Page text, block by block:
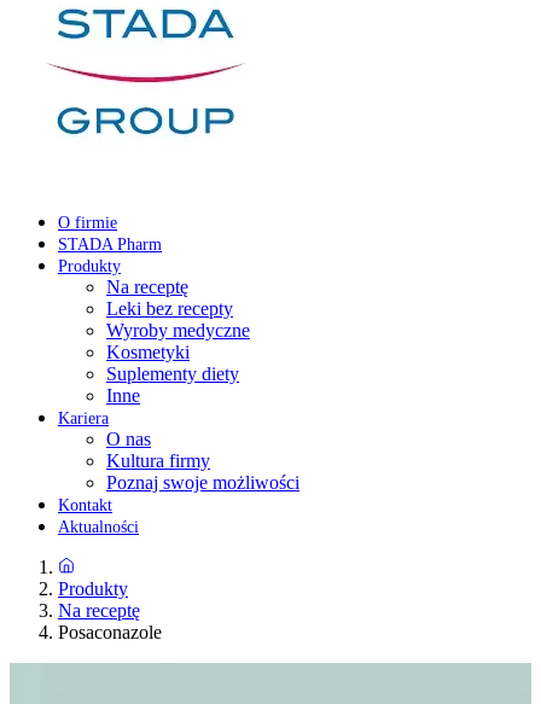
O firmie
STADA Pharm
Produkty
Na receptę
Leki bez recepty
Wyroby medyczne
Kosmetyki
Suplementy diety
Inne
Kariera
O nas
Kultura firmy
Poznaj swoje możliwości
Kontakt
Aktualności
Produkty
Na receptę
Posaconazole